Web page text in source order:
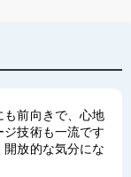
前向きで、心地
技術も一流です
放的な気分にな